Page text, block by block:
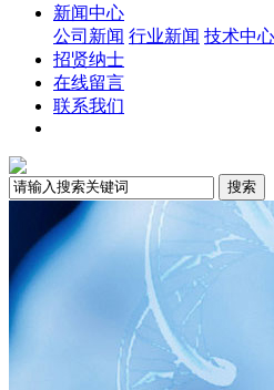
新闻中心
公司新闻 行业新闻 技术中心
招贤纳士
在线留言
联系我们